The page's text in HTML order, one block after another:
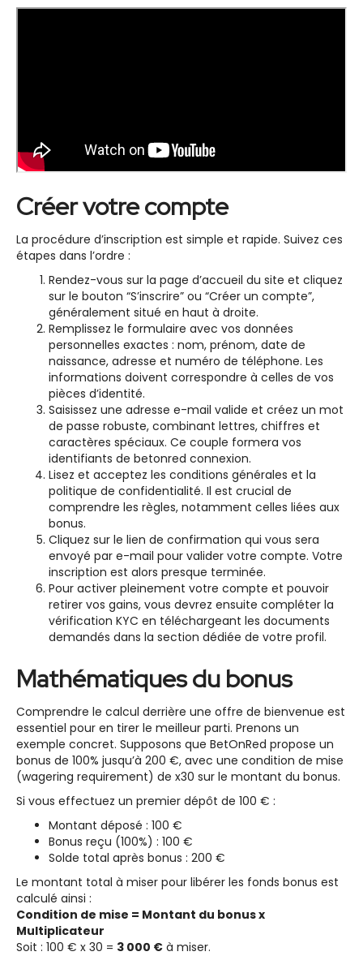
Créer votre compte
La procédure d’inscription est simple et rapide. Suivez ces
étapes dans l’ordre :
Rendez-vous sur la page d’accueil du site et cliquez
sur le bouton “S’inscrire” ou “Créer un compte”,
généralement situé en haut à droite.
Remplissez le formulaire avec vos données
personnelles exactes : nom, prénom, date de
naissance, adresse et numéro de téléphone. Les
informations doivent correspondre à celles de vos
pièces d’identité.
Saisissez une adresse e-mail valide et créez un mot
de passe robuste, combinant lettres, chiffres et
caractères spéciaux. Ce couple formera vos
identifiants de betonred connexion.
Lisez et acceptez les conditions générales et la
politique de confidentialité. Il est crucial de
comprendre les règles, notamment celles liées aux
bonus.
Cliquez sur le lien de confirmation qui vous sera
envoyé par e-mail pour valider votre compte. Votre
inscription est alors presque terminée.
Pour activer pleinement votre compte et pouvoir
retirer vos gains, vous devrez ensuite compléter la
vérification KYC en téléchargeant les documents
demandés dans la section dédiée de votre profil.
Mathématiques du bonus
Comprendre le calcul derrière une offre de bienvenue est
essentiel pour en tirer le meilleur parti. Prenons un
exemple concret. Supposons que BetOnRed propose un
bonus de 100% jusqu’à 200 €, avec une condition de mise
(wagering requirement) de x30 sur le montant du bonus.
Si vous effectuez un premier dépôt de 100 € :
Montant déposé : 100 €
Bonus reçu (100%) : 100 €
Solde total après bonus : 200 €
Le montant total à miser pour libérer les fonds bonus est
calculé ainsi :
Condition de mise = Montant du bonus x
Multiplicateur
Soit : 100 € x 30 = 3 000 € à miser.